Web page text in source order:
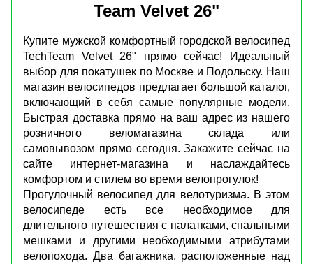
Team Velvet 26"
Купите мужской комфортный городской велосипед
TechTeam Velvet 26" прямо сейчас! Идеальный
выбор для покатушек по Москве и Подольску. Наш
магазин велосипедов предлагает большой каталог,
включающий в себя самые популярные модели.
Быстрая доставка прямо на ваш адрес из нашего
розничного веломагазина склада или
самовывозом прямо сегодня. Закажите сейчас на
сайте интернет-магазина и наслаждайтесь
комфортом и стилем во время велопрогулок!
Прогулочный велосипед для велотуризма. В этом
велосипеде есть все необходимое для
длительного путешествия с палатками, спальными
мешками и другими необходимыми атрибутами
велопохода. Два багажника, расположенные над